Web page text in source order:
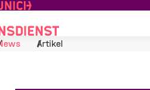
Artikel